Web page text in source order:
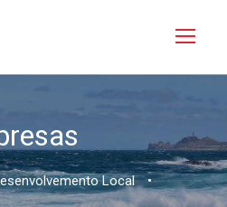
Local •